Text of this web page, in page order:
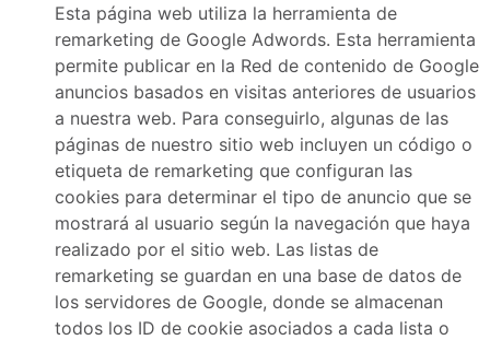
Esta página web utiliza la herramienta de
remarketing de Google Adwords. Esta herramienta
permite publicar en la Red de contenido de Google
anuncios basados en visitas anteriores de usuarios
a nuestra web. Para conseguirlo, algunas de las
páginas de nuestro sitio web incluyen un código o
etiqueta de remarketing que configuran las
cookies para determinar el tipo de anuncio que se
mostrará al usuario según la navegación que haya
realizado por el sitio web. Las listas de
remarketing se guardan en una base de datos de
los servidores de Google, donde se almacenan
todos los ID de cookie asociados a cada lista o